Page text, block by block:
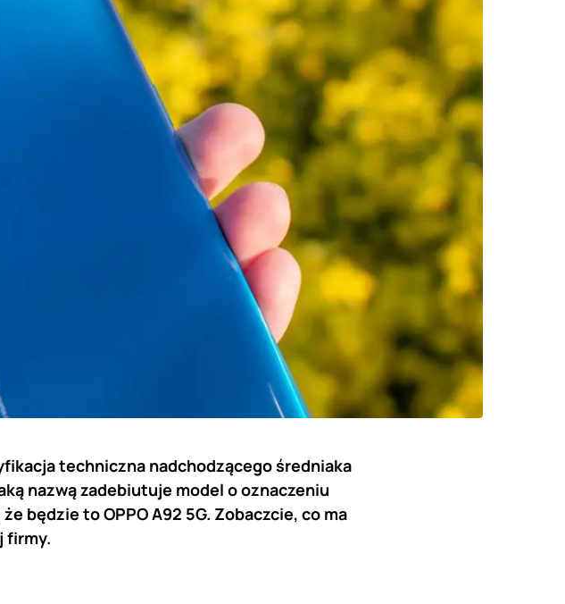
techniczna nadchodzącego średniaka
nazwą zadebiutuje model o oznaczeniu
będzie to OPPO A92 5G. Zobaczcie, co ma
firmy.